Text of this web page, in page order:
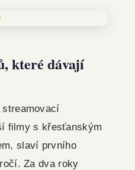
které dávají
filmy s křesťanským
slaví prvního
Za dva roky